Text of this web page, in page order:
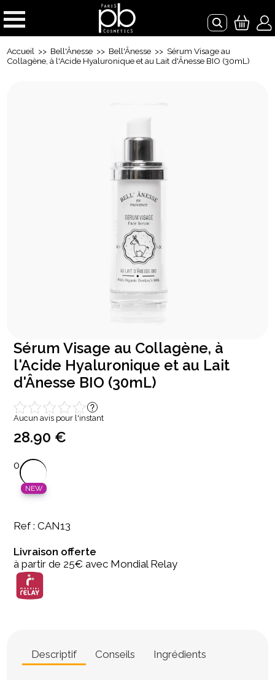
Accueil >> Bell'Ânesse >> Bell'Ânesse >> Sérum Visage au
Collagène, à l'Acide Hyaluronique et au Lait d'Ânesse BIO (30mL)
Sérum Visage au Collagène, à
l'Acide Hyaluronique et au Lait
d'Ânesse BIO (30mL)
Aucun avis pour l'instant
28.90 €
0
NEW
Ref : CAN13
Livraison offerte
à partir de 25€ avec Mondial Relay
Descriptif Conseils Ingrédients